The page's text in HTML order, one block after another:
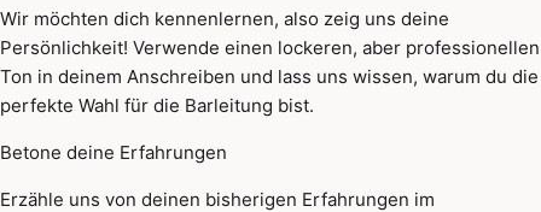
Wir möchten dich kennenlernen, also zeig uns deine
Persönlichkeit! Verwende einen lockeren, aber professionellen
Ton in deinem Anschreiben und lass uns wissen, warum du die
perfekte Wahl für die Barleitung bist.
Betone deine Erfahrungen
Erzähle uns von deinen bisherigen Erfahrungen im